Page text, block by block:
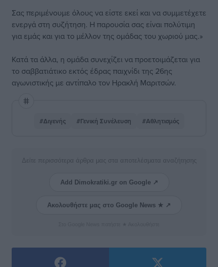
Σας περιμένουμε όλους να είστε εκεί και να συμμετέχετε
ενεργά στη συζήτηση. Η παρουσία σας είναι πολύτιμη
για εμάς και για το μέλλον της ομάδας του χωριού μας.»
Κατά τα άλλα, η ομάδα συνεχίζει να προετοιμάζεται για
το σαββατιάτικο εκτός έδρας παιχνίδι της 26ης
αγωνιστικής με αντίπαλο τον Ηρακλή Μαριτσών.
#Διγενής #Γενική Συνέλευση #Αθλητισμός
Δείτε περισσότερα άρθρα μας στα αποτελέσματα αναζήτησης
Add Dimokratiki.gr on Google ↗
Ακολουθήστε μας στο Google News ★ ↗